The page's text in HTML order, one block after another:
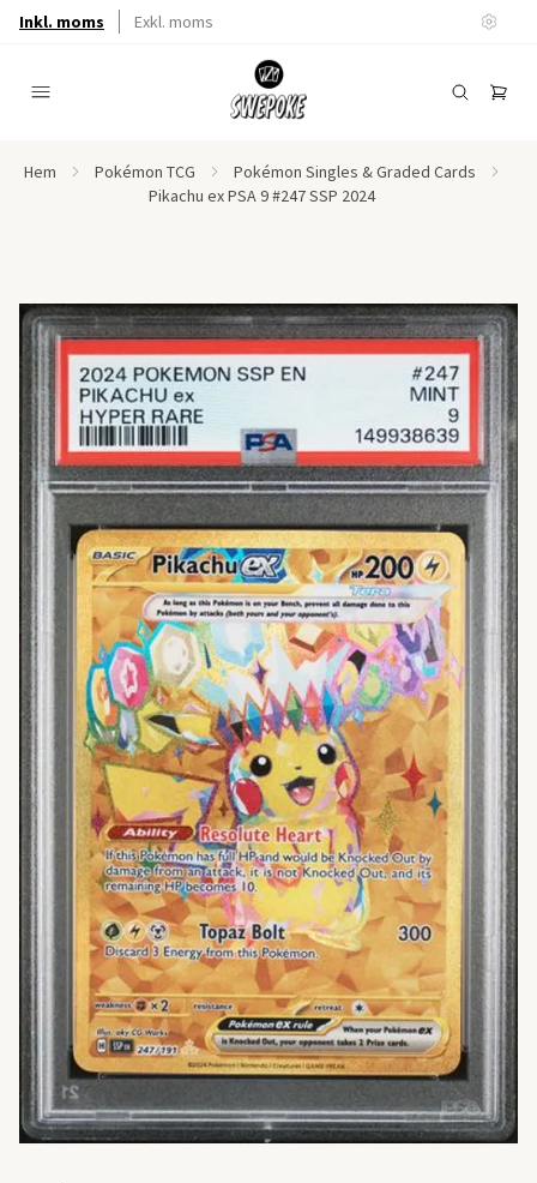
Inkl. moms Exkl. moms
Hem Pokémon TCG
Pokémon Singles & Graded Cards
Pikachu ex PSA 9 #247 SSP 2024